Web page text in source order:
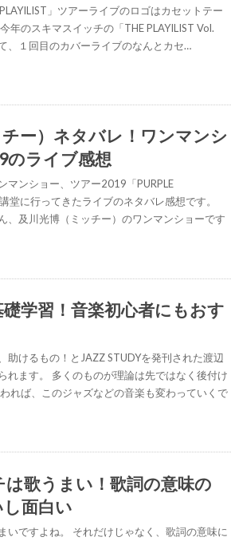
」ツアーライブのロゴはカセットテー
年のスキマスイッチの「THE PLAYILIST Vol.
、１回目のカバーライブのなんとカセ…
ー）ネタバレ！ワンマンシ
のライブ感想
マンショー、ツアー2019「PURPLE
堂に行ってきたライブのネタバレ感想です。
、及川光博（ミッチー）のワンマンショーです
学習！音楽初心者にもおす
助けるもの！とJAZZ STUDYを発刊された渡辺
れます。 多くのものが理論は先ではなく後付け
れば、このジャズなどの音楽も変わっていくで
歌うまい！歌詞の意味の
面白い
いですよね。 それだけじゃなく、歌詞の意味に